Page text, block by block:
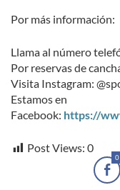
Por más información:
Llama al número
Por reservas de
Visita Instagram:
Estamos en
Facebook: https://
Post Views: 0
0